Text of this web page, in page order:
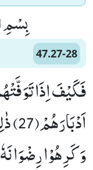
بِسْمِ
47.27-28
فَكَیْفَ اِذَا
وَ كَرِهُوْا